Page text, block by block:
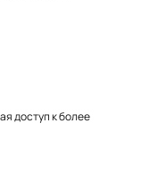
доступ к более